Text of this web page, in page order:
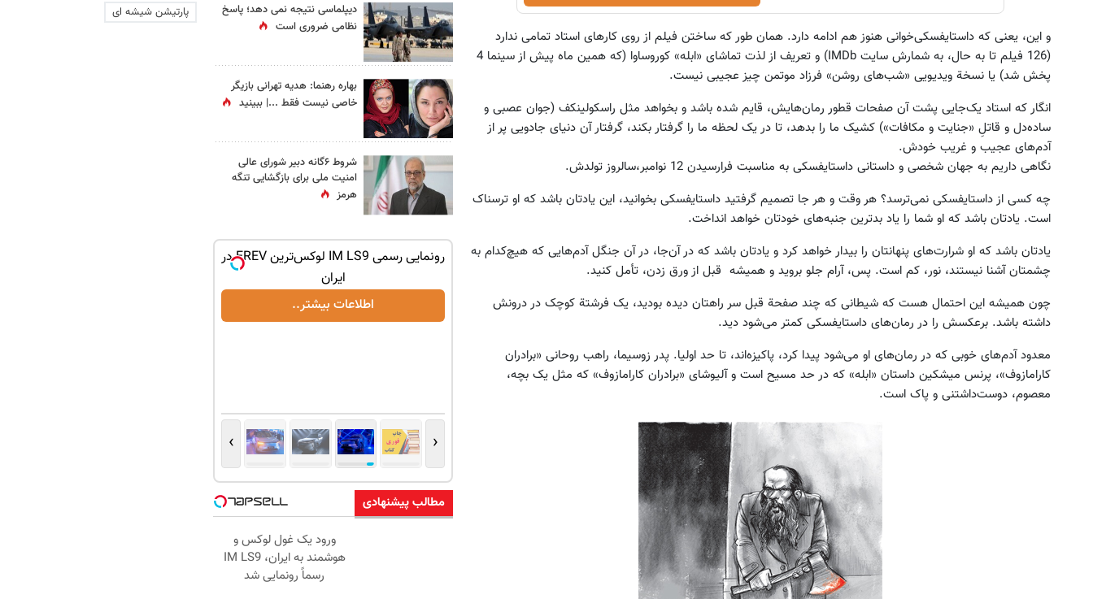
و این، یعنی که داستایفسکی‌خوانی هنوز هم ادامه دارد. همان طور که ساختن فیلم از روی کارهای استاد تمامی ندارد
(126 فیلم تا به حال، به شمارش سایت IMDb) و تعریف از لذت تماشای «ابله» کوروساوا (که همین ماه پیش از سینما 4
پخش شد) یا نسخة ویدیویی «شب‌های روشن» فرزاد موتمن چیز عجیبی نیست.
انگار که استاد یک‌جایی پشت آن صفحات قطور رمان‌هایش، قایم شده باشد و بخواهد مثل راسکولینکف (جوان عصبی و
ساده‌دل و قاتلِ «جنایت و مکافات») کشیک ما را بدهد، تا در یک لحظه ما را گرفتار بکند، گرفتار آن دنیای جادویی پر از
آدم‌های عجیب و غریب خودش.
نگاهی داریم به جهان شخصی و داستانی داستایفسکی به مناسبت فرارسیدن 12 نوامبر،سالروز تولدش.
چه کسی از داستایفسکی نمی‌ترسد؟ هر وقت و هر جا تصمیم گرفتید داستایفسکی بخوانید، این یادتان باشد که او ترسناک
است. یادتان باشد که او شما را یاد بدترین جنبه‌های خودتان خواهد انداخت.
یادتان باشد که او شرارت‌های پنهانتان را بیدار خواهد کرد و یادتان باشد که در آ‌ن‌جا، در آن جنگل آدم‌هایی که هیچ‌کدام به
چشمتان آشنا نیستند، نور، کم است. پس، آرام جلو بروید و همیشه قبل از ورق زدن، تأمل کنید.
چون همیشه این احتمال هست که شیطانی که چند صفحة قبل سر راهتان دیده بودید، یک فرشتة کوچک در درونش
داشته باشد. برعکسش را در رمان‌های داستایفسکی کمتر می‌شود دید.
معدود آدم‌های خوبی که در رمان‌های او می‌شود پیدا کرد، پاکیزه‌اند، تا حد اولیا. پدر زوسیما، راهب روحانی «برادران
کارامازوف»، پرنس میشکین داستان «ابله» که در حد مسیح است و آلیوشای «برادران کارامازوف» که مثل یک بچه،
معصوم، دوست‌داشتنی و پاک است.
دیپلماسی نتیجه‌ نمی دهد؛ پاسخ
نظامی ضروری است
بهاره رهنما: هدیه تهرانی بازیگر
خاصی نیست فقط ...|‌ ببینید
شروط ۶گانه دبیر شورای عالی
امنیت ملی برای بازگشایی تنگه
هرمز
داری دستاوردهای ادبی یا علمی خود
را فوری به کتاب تبدیل کنی؟
کلیک کنید
بزرگترین، لوکس‌ترین و قوی‌ترین شاسی بلند
EREV در در ایران رونمایی شد
اطلاعات بیشتر..
لوکس‌ترین شاسی‌بلند EREV در ایران، توسط
نیکا موتور رونمایی شد!
اطلاعات بیشتر..
رونمایی رسمی IM LS9 لوکس‌ترین EREV در
ایران
اطلاعات بیشتر..
‹
›
مطالب پیشنهادی
ورود یک غول لوکس و
هوشمند به ایران، IM LS9
رسماً رونمایی شد
پارتیشن شیشه ای